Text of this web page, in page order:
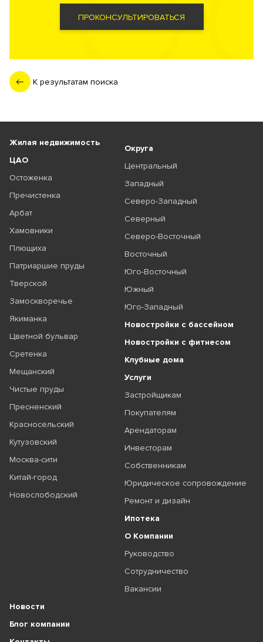
ПРОКОНСУЛЬТИРОВАТЬСЯ
К результатам поиска
Жилая недвижимость
ЦАО
Остоженка
Пречистенка
Арбат
Хамовники
Плющиха
Патриаршие пруды
Тверской
Замоскворечье
Якиманка
Цветной бульвар
Сретенка
Мещанский
Чистые пруды
Пресненский
Красносельский
Кутузовский
Москва-сити
Китай-город
Новослободский
Округа
Центральный
Западный
Северо-Западный
Северный
Северо-Восточный
Восточный
Юго-Восточный
Южный
Юго-Западный
Новостройки с бассейном
Новостройки с фитнесом
Клубные дома
Услуги
Застройщикам
Покупателям
Арендаторам
Инвесторам
Собственникам
Юридическое сопровождение
Ремонт и дизайн
Ипотека
О Компании
Руководство
Сотрудничество
Вакансии
Новости
Блог компании